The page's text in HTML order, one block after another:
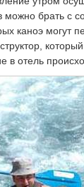
брать с
каноэ могут
в отель